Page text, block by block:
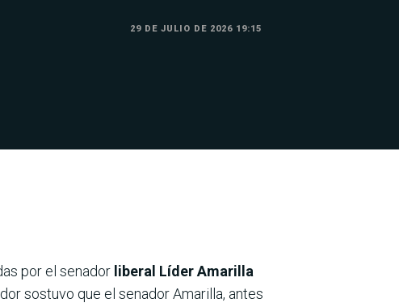
29 DE JULIO DE 2026 19:15
por el senador liberal Líder Amarilla
sostuvo que el senador Amarilla, antes